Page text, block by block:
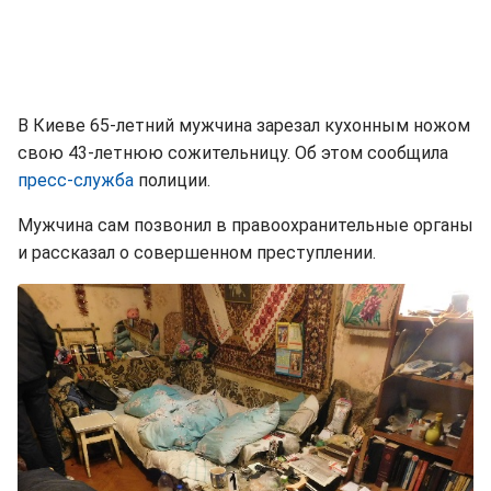
В Киеве 65-летний мужчина зарезал кухонным ножом
свою 43-летнюю сожительницу. Об этом сообщила
пресс-служба полиции.
Мужчина сам позвонил в правоохранительные органы
и рассказал о совершенном преступлении.